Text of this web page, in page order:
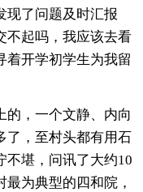
现了问题及时汇报
不起吗，我应该去看
着开学初学生为我留
的，一个文静、内向
了，至村头都有用石
不堪，问讯了大约10
为典型的四和院，